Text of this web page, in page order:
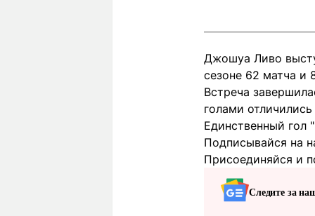
Джошуа Ливо
сезоне 62 матча и
Встреча
голами
Единственный гол
Подписывайся на
Присоединяйся и
Следите за